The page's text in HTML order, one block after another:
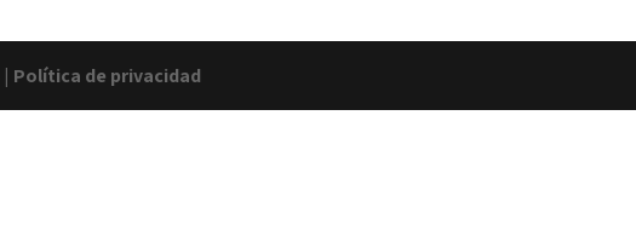
| Política de privacidad